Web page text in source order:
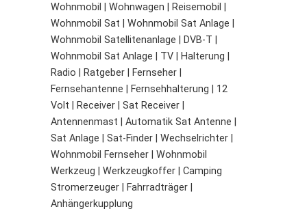
Wohnmobil | Wohnwagen | Reisemobil |
Wohnmobil Sat | Wohnmobil Sat Anlage |
Wohnmobil Satellitenanlage | DVB-T |
Wohnmobil Sat Anlage | TV | Halterung |
Radio | Ratgeber | Fernseher |
Fernsehantenne | Fernsehhalterung | 12
Volt | Receiver | Sat Receiver |
Antennenmast | Automatik Sat Antenne |
Sat Anlage | Sat-Finder | Wechselrichter |
Wohnmobil Fernseher | Wohnmobil
Werkzeug | Werkzeugkoffer | Camping
Stromerzeuger | Fahrradträger |
Anhängerkupplung